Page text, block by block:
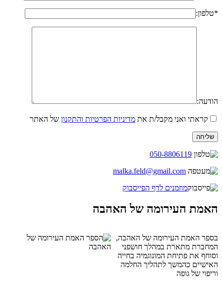
*טלפון:
הודעה:
קראתי ואני מקבל/ת את מדיניות הפרטיות והתקנון של האתר
050-8806119
malka.feld@gmail.com
מוזמנים לדף הפייסבוק
האמת העירומה של האהבה
בספר האמת העירומה של האהבה,
המחברת מתארת במהלך חושפני
וסוחף את פתיחת המונוגמיה בחייה
האישיים כהמשך לתהליך החלמה
וריפוי של גופה